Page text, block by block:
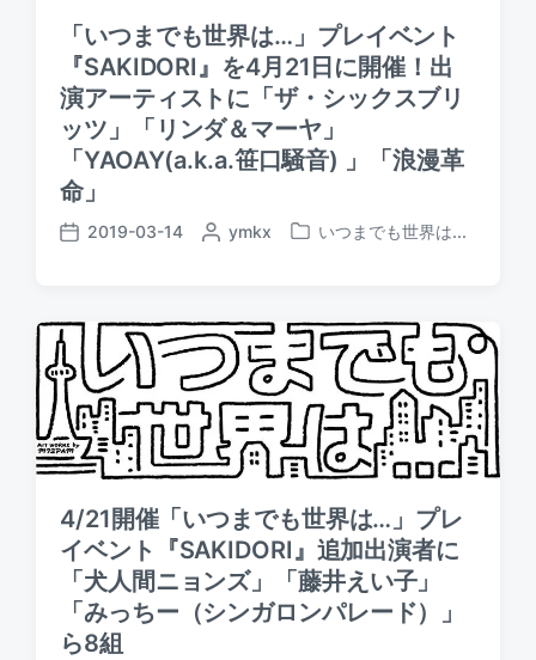
「いつまでも世界は…」プレイベント
『SAKIDORI』を4月21日に開催！出
演アーティストに「ザ・シックスブリ
ッツ」「リンダ＆マーヤ」
「YAOAY(a.k.a.笹口騒音) 」「浪漫革
命」
P
t
d
a
t
e
2019-03-14
P
e
b
y
ymkx
P
t
e
d
n
いつまでも世界は...
4/21開催「いつまでも世界は…」プレ
イベント『SAKIDORI』追加出演者に
「犬人間ニョンズ」「藤井えい子」
「みっちー（シンガロンパレード）」
ら8組